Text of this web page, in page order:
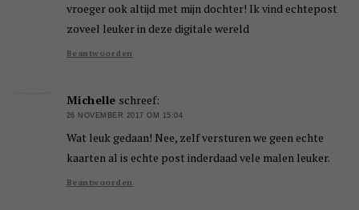
vroeger ook altijd met mijn dochter! Ik vind echtepost
zoveel leuker in deze digitale wereld
Beantwoorden
Michelle schreef:
26 NOVEMBER 2017 OM 15:04
Wat leuk gedaan! Nee, zelf versturen we geen echte
kaarten al is echte post inderdaad vele malen leuker.
Beantwoorden